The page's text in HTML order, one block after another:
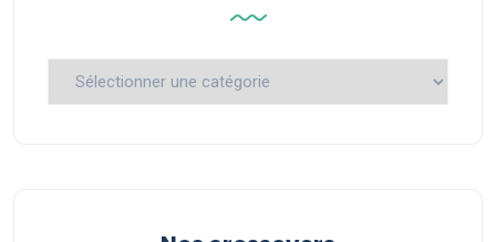
Catégories